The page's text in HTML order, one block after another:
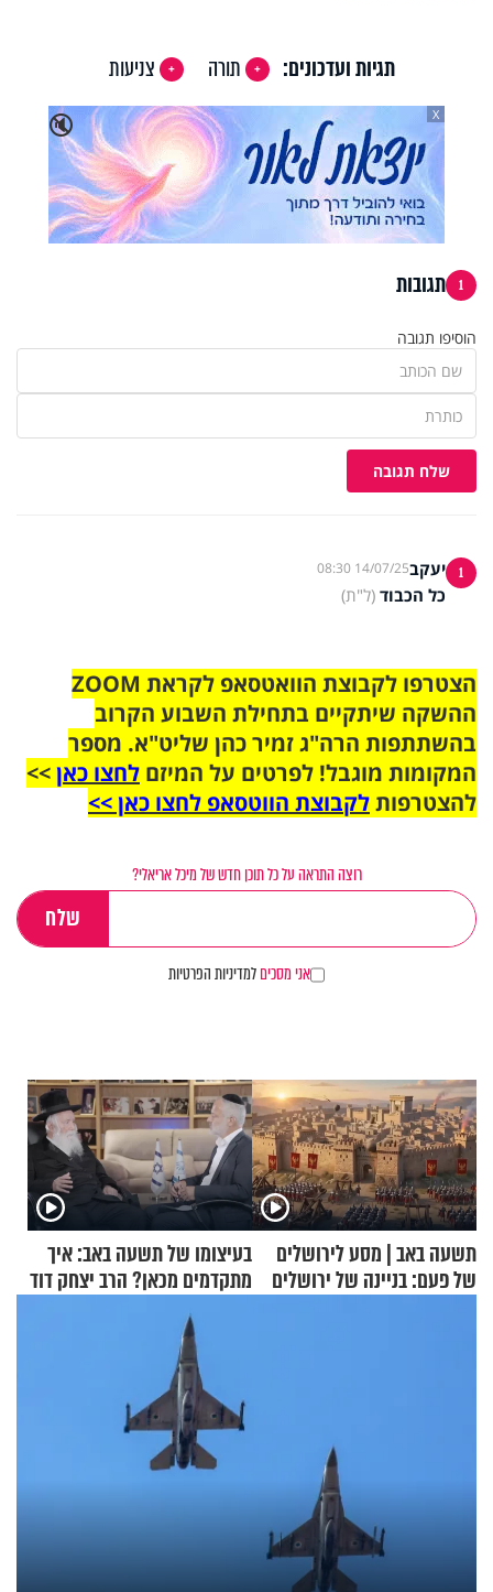
תגיות ועדכונים: תורה
צניעות
🔇
X
1 תגובות
הוסיפו תגובה
שלח תגובה
1 יעקב14/07/25 08:30
כל הכבוד (ל"ת)
הצטרפו לקבוצת הוואטסאפ לקראת ZOOM
ההשקה שיתקיים בתחילת השבוע הקרוב
בהשתתפות הרה"ג זמיר כהן שליט"א. מספר
המקומות מוגבל! לפרטים על המיזם לחצו כאן>>
להצטרפותלקבוצת הווטסאפ לחצו כאן >>
רוצה התראה על כל תוכן חדש של מיכל אריאלי?
אני מסכיםלמדיניות הפרטיות
תשעה באב | מסע לירושלים
של פעם: בניינה של ירושלים
בעיצומו של תשעה באב: איך
מתקדמים מכאן? הרב יצחק דוד
גרוסמן בשיחה מיוחדת